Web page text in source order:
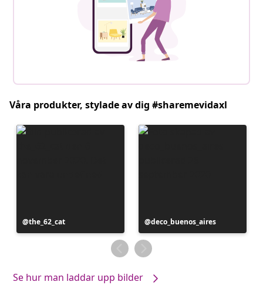
Våra produkter, stylade av dig #sharemevidaxl
Inlägg
publicerat
the_62_cat
Inlägg
publicerat
av
deco_buenos_aires
Se hur man laddar upp bilder